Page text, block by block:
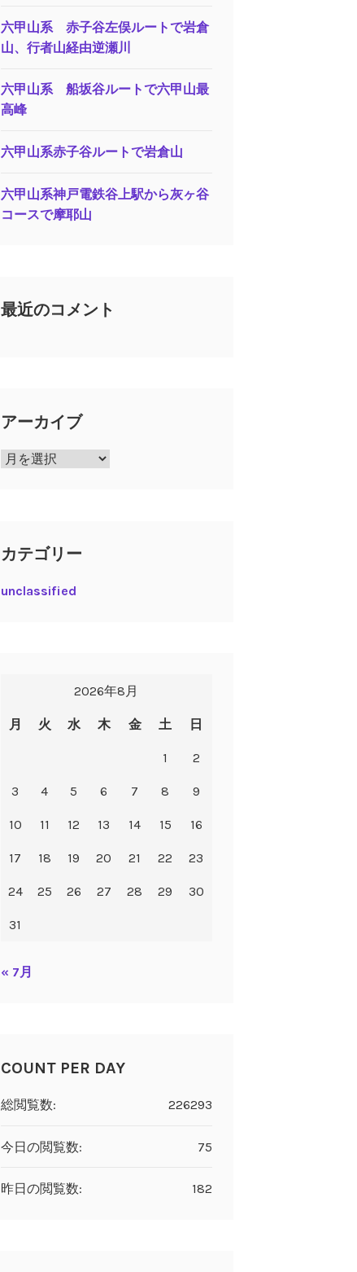
六甲山系 赤子谷左俣ルートで岩倉
山、行者山経由逆瀬川
六甲山系 船坂谷ルートで六甲山最
高峰
六甲山系赤子谷ルートで岩倉山
六甲山系神戸電鉄谷上駅から灰ヶ谷
コースで摩耶山
最近のコメント
アーカイブ
ア
カテゴリー
unclassified
2026年8月
月 火 水 木 金 土 日
1 2
3 4 5 6 7 8 9
10 11 12 13 14 15 16
17 18 19 20 21 22 23
24 25 26 27 28 29 30
31
« 7月
COUNT PER DAY
226293
総閲覧数:
75
今日の閲覧数:
182
昨日の閲覧数: